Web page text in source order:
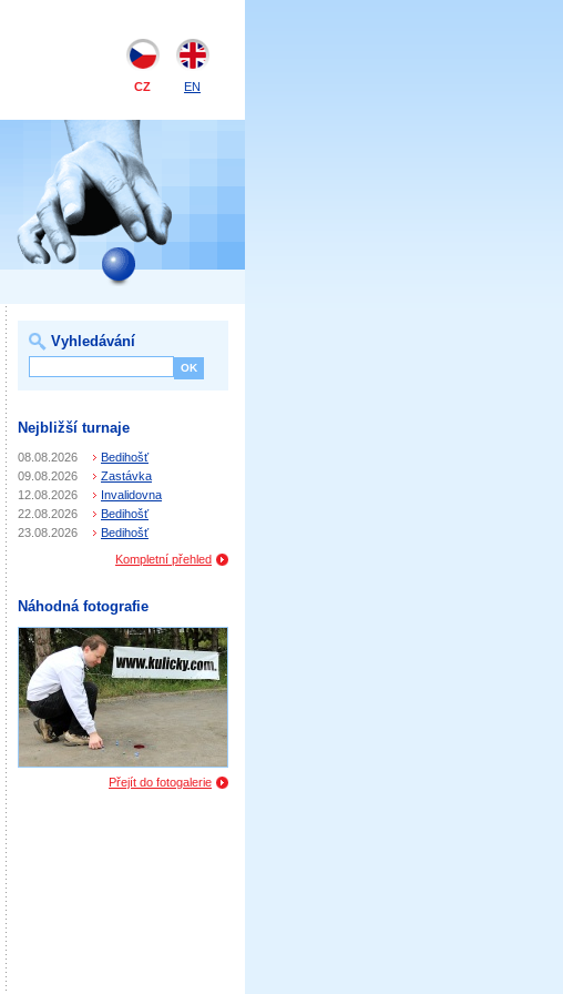
CZ EN
Vyhledávání
Nejbližší turnaje
08.08.2026
Bedihošť
09.08.2026
Zastávka
12.08.2026
Invalidovna
22.08.2026
Bedihošť
23.08.2026
Bedihošť
Kompletní přehled
Náhodná fotografie
Přejít do fotogalerie